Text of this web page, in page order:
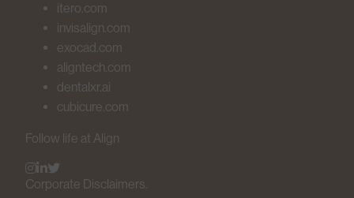
itero.com
invisalign.com
exocad.com
aligntech.com
dentalxr.ai
cubicure.com
Follow life at Align
Corporate Disclaimers.